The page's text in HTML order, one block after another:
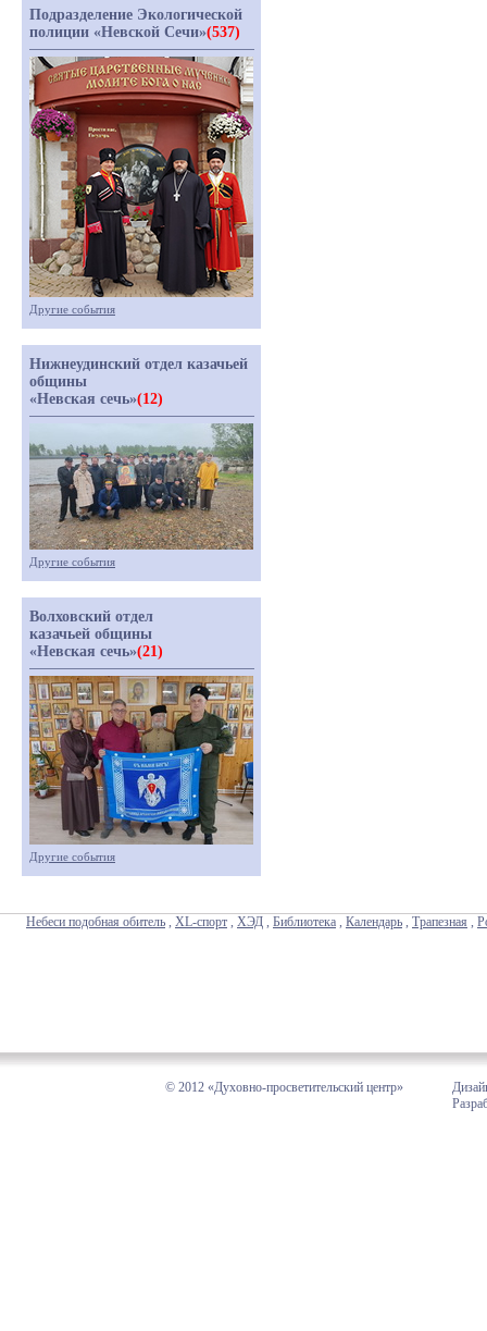
Подразделение Экологической
полиции «Невской Сечи»(537)
Другие события
Нижнеудинский отдел казачьей
общины
«Невская сечь»(12)
Другие события
Волховский отдел
казачьей общины
«Невская сечь»(21)
Другие события
Небеси подобная обитель , XL-спорт , ХЭД , Библиотека , Календарь , Трапезная ,
© 2012 «Духовно-просветительский центр»